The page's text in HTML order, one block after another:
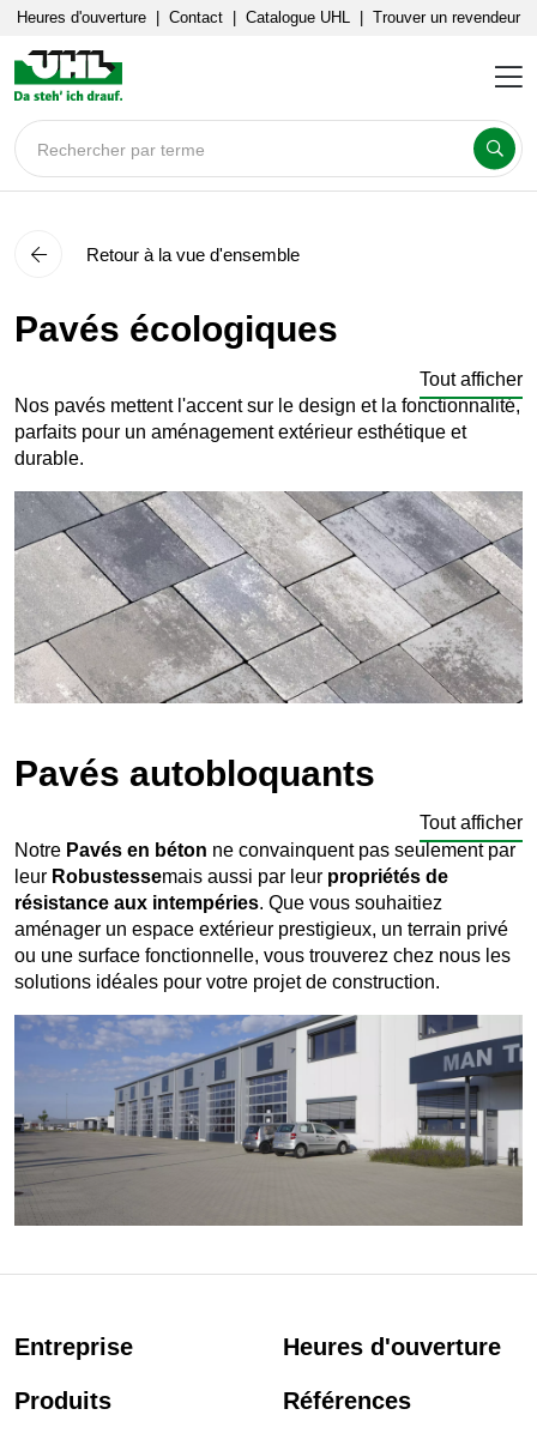
Heures d'ouverture Contact Catalogue UHL Trouver un revendeur
Rechercher par terme
Retour à la vue d'ensemble
Pavés écologiques
Tout afficher
Nos pavés mettent l'accent sur le design et la fonctionnalité,
parfaits pour un aménagement extérieur esthétique et
durable.
Pavés autobloquants
Tout afficher
Notre Pavés en béton ne convainquent pas seulement par
leur Robustessemais aussi par leur propriétés de
résistance aux intempéries. Que vous souhaitiez
aménager un espace extérieur prestigieux, un terrain privé
ou une surface fonctionnelle, vous trouverez chez nous les
solutions idéales pour votre projet de construction.
Entreprise Heures d'ouverture
Produits Références